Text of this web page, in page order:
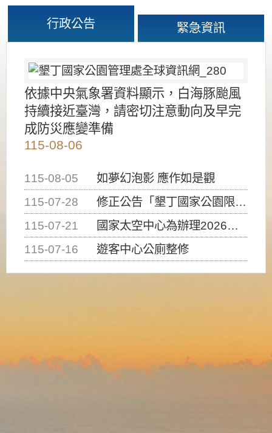
行政公告 緊急資訊
依據中央氣象署資料顯示，白海豚颱風
持續接近臺灣，請密切注意動向及早完
成防災應變準備
115-08-06
115-08-05
如夢幻泡影 應作如是觀
115-07-28
修正公告「墾丁國家公園限制水域遊憩活動之種類、範圍、時間及行為」，自即日生效。
115-07-21
國家太空中心為辦理2026台灣盃火箭競賽，陸、海、空域警戒及協調相關事宜，因颱風備案事宜
115-07-16
遊客中心公廁整修